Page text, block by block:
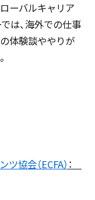
ーバルキャリア
は、海外での仕事
体験談ややりが
協会（ECFA） ：